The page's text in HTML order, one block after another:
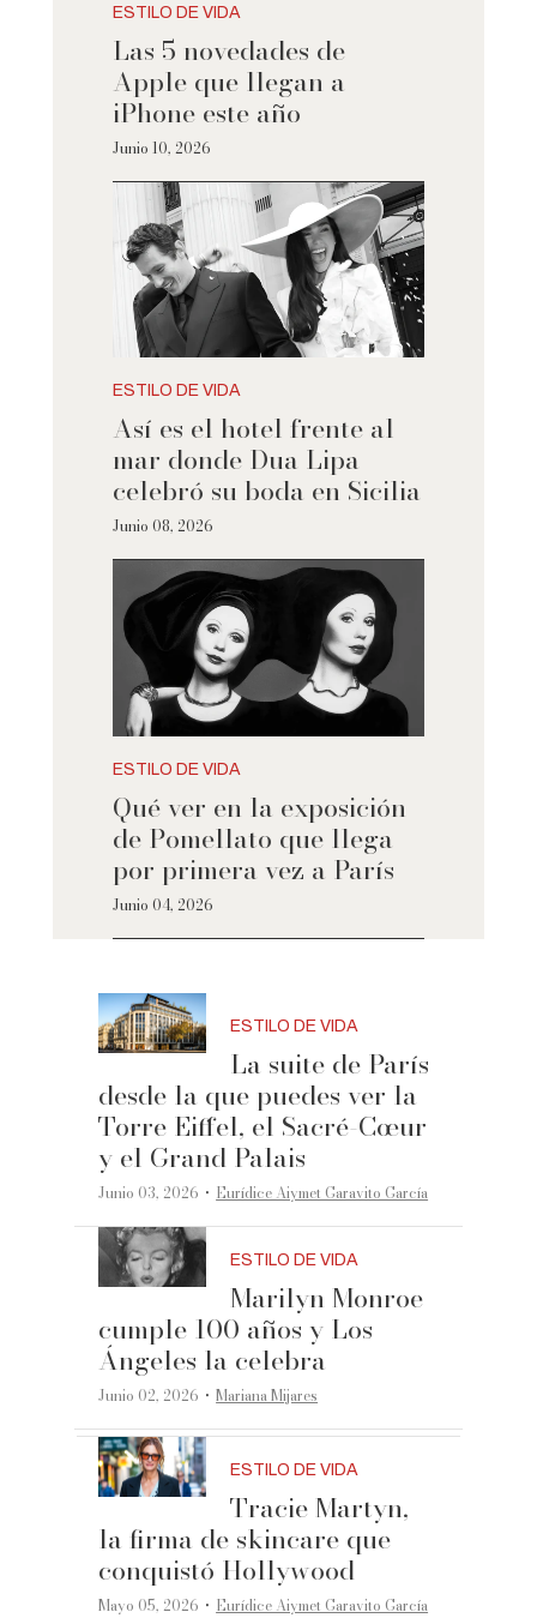
ESTILO DE VIDA
Las 5 novedades de
Apple que llegan a
iPhone este año
Junio 10, 2026
ESTILO DE VIDA
Así es el hotel frente al
mar donde Dua Lipa
celebró su boda en Sicilia
Junio 08, 2026
ESTILO DE VIDA
Qué ver en la exposición
de Pomellato que llega
por primera vez a París
Junio 04, 2026
ESTILO DE VIDA
La suite de París
desde la que puedes ver la
Torre Eiffel, el Sacré-Cœur
y el Grand Palais
Junio 03, 2026 ·Eurídice Aiymet Garavito García
ESTILO DE VIDA
Marilyn Monroe
cumple 100 años y Los
Ángeles la celebra
Junio 02, 2026 ·Mariana Mijares
ESTILO DE VIDA
Tracie Martyn,
la firma de skincare que
conquistó Hollywood
Mayo 05, 2026 ·Eurídice Aiymet Garavito García